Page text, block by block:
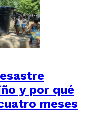
y por qué
meses